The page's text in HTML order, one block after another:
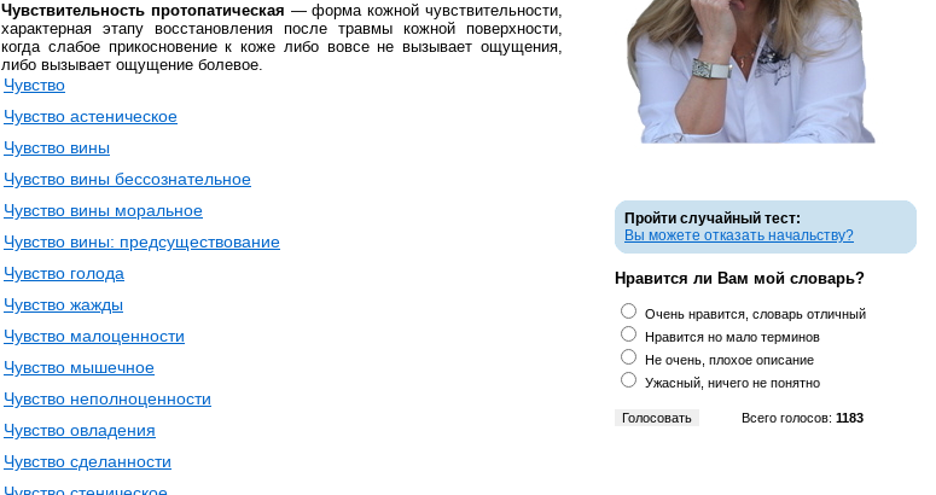
Чувствительность протопатическая — форма кожной чувствительности,
характерная этапу восстановления после травмы кожной поверхности,
когда слабое прикосновение к коже либо вовсе не вызывает ощущения,
либо вызывает ощущение болевое.
Чувство
Чувство астеническое
Чувство вины
Чувство вины бессознательное
Чувство вины моральное
Чувство вины: предсуществование
Чувство голода
Чувство жажды
Чувство малоценности
Чувство мышечное
Чувство неполноценности
Чувство овладения
Чувство сделанности
Пройти случайный тест:
Вы можете отказать начальству?
Нравится ли Вам мой словарь?
Очень нравится, словарь отличный
Нравится но мало терминов
Не очень, плохое описание
Ужасный, ничего не понятно
Всего голосов: 1183